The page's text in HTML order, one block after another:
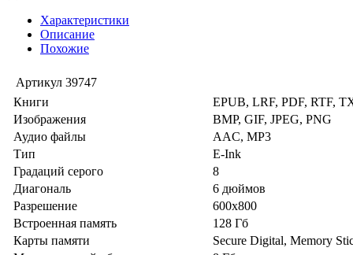
Характеристики
Описание
Похожие
Артикул 39747
Книги
EPUB, LRF, PDF, RTF,
Изображения
BMP, GIF, JPEG, PNG
Аудио файлы
AAC, MP3
Тип
E-Ink
Градаций серого
8
Диагональ
6 дюймов
Разрешение
600x800
Встроенная память
128 Гб
Карты памяти
Secure Digital, Memory